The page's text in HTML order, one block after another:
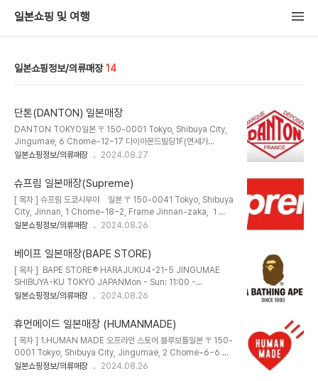
일본쇼핑 및 여행
일본쇼핑정보/의류매장 14
단톤(DANTON) 일본매장
DANTON TOKYO일본 〒150-0001 Tokyo, Shibuya City,
Jingumae, 6 Chome−12−17 다이아몬드빌딩1F(면세가
능) DANTON TOKYO · 일본 〒150-0001 Tokyo, Shibuya
1F★★★★★ · 의류점www.google.com DANTON KOBE
일본 〒650-0035 Hyogo, Kobe, Chuo Ward,
Naniwamachi, 59番地 고베아사히 빌딩 1F(면세가
능) DANTON KOBE · 일본 〒650-0035 Hyogo, Kobe,
Chuo Ward, Naniwamachi, 59番地 神戸朝日ビルディング
일본쇼핑정보/의류매장 2024.08.27
슈프림 일본매장(Supreme)
[ 목차 ] 슈프림 도쿄시부야 일본 〒150-0041 Tokyo, Shibuya
City, Jinnan, 1 Chome−18−2, Frame Jinnan-zaka, １
Ｆ 슈프림 시부야 · 일본 〒150-0041 Tokyo, Shibuya City,
★★★☆☆ · 의류점www.google.com 슈프림 도쿄다이칸야
마일본 〒150-
0034 Tokyo, Shibuya City, Daikanyamacho, 1−6, Hirota
Daikanyama Building, １Ｆ 슈프림 다이칸야마 · 일본 〒150-
0034 Tokyo, Shibuya City, Daikanyamacho, 1−6, Hirota
일본쇼핑정보/의류매장 2024.08.26
베이프 일본매장(BAPE STORE)
[ 목차 ] BAPE STORE® HARAJUKU4-21-5 JINGUMAE
SHIBUYA-KU TOKYO JAPANMon - Sun: 11:00 -
20:00+81-3-5474-0204 BAPE STORE® SHIBUYA13-
Sun: 11:00 - 21:00+81-3-6415-6041 BAPE STORE®
DOVER STREET MARKET GINZA2F DOVER STREET
MARKET GINZA 6-9-5 GINZA CHUO-KU TOKYO
JAPANMon - Sun: 11:00 - 20:00+81-3-6228-
5080 BAPE STORE® ISETAN MEN'S6F ISETAN
일본쇼핑정보/의류매장 2024.08.26
휴먼메이드 일본매장 (HUMANMADE)
[ 목차 ] 1.HUMAN MADE 오프라인 스토어 블루보틀일본 〒150-
0001 Tokyo, Shibuya City, Jingumae, 2 Chome−6−6 秀
和外苑レジデンス 1F075-744-6225영업시간：월~금
일본쇼핑정보/의류매장 2024.08.26